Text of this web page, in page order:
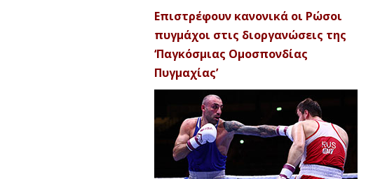
Επιστρέφουν κανονικά οι Ρώσοι
πυγμάχοι στις διοργανώσεις της
‘Παγκόσμιας Ομοσπονδίας
Πυγμαχίας’